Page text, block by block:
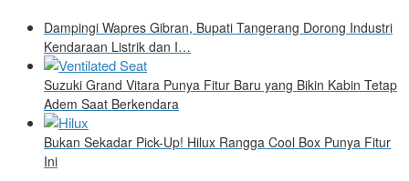
Dampingi Wapres Gibran, Bupati Tangerang Dorong Industri
Kendaraan Listrik dan I…
Suzuki Grand Vitara Punya Fitur Baru yang Bikin Kabin Tetap
Adem Saat Berkendara
Bukan Sekadar Pick-Up! Hilux Rangga Cool Box Punya Fitur
Ini